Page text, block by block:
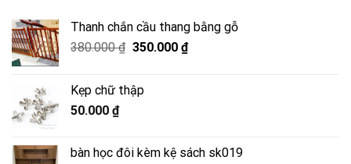
Thanh chắn cầu thang bằng gỗ
380.000₫ Giá
380.000 ₫.
350.000 ₫Giá
Kẹp chữ thập
50.000 ₫
bàn học đôi kèm kệ sách sk019